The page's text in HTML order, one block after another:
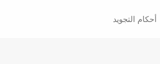
أحكام التجويد